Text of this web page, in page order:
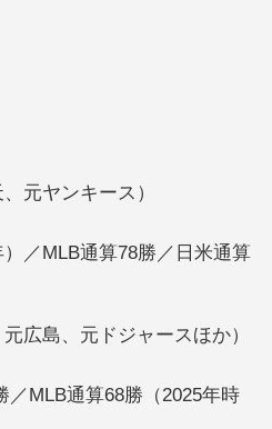
元ヤンキース）
／MLB通算78勝／日米通算
広島、元ドジャースほか）
／MLB通算68勝（2025年時